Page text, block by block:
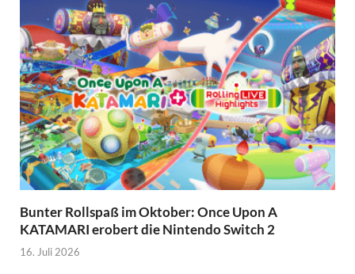
Bunter Rollspaß im Oktober: Once Upon A
KATAMARI erobert die Nintendo Switch 2
16. Juli 2026